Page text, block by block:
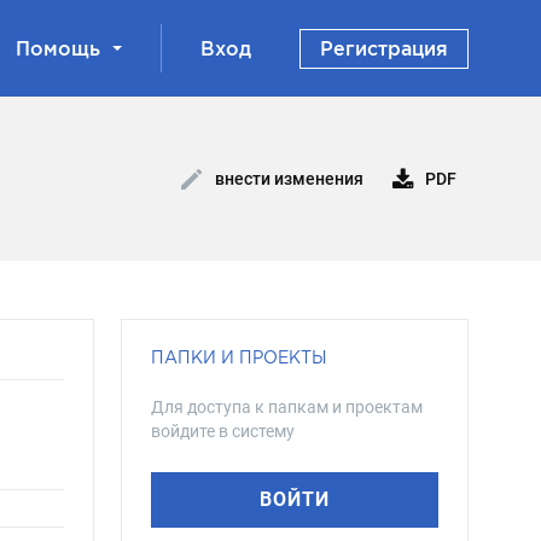
Помощь Вход Регистрация
внести изменения PDF
ПАПКИ И ПРОЕКТЫ
Для доступа к папкам и проектам
войдите в систему
ВОЙТИ